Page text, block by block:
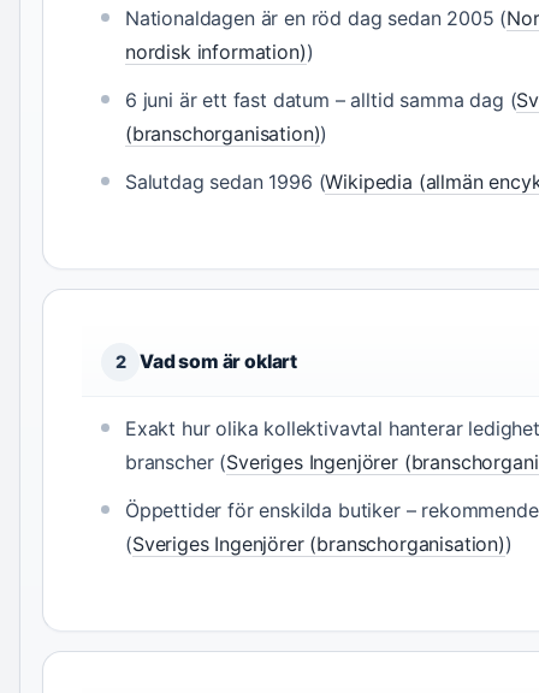
Nationaldagen är en röd dag sedan 2005 (
nordisk information))
6 juni är ett fast datum – alltid samma dag (
(branschorganisation))
Salutdag sedan 1996 (Wikipedia (allmän
2 Vad som är oklart
Exakt hur olika kollektivavtal hanterar
branscher (Sveriges Ingenjörer
Öppettider för enskilda butiker –
(Sveriges Ingenjörer (branschorganisation))